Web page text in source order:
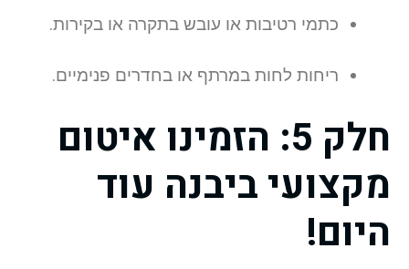
כתמי רטיבות או עובש בתקרה או בקירות.
ריחות לחות במרתף או בחדרים פנימיים.
חלק 5: הזמינו איטום
מקצועי ביבנה עוד
היום!